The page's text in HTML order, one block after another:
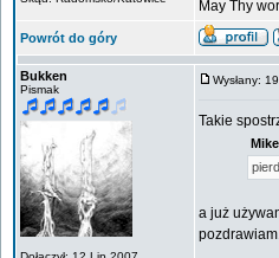
May Thy
Powrót do góry
Bukken
Pismak
Wysłany:
Takie
a już